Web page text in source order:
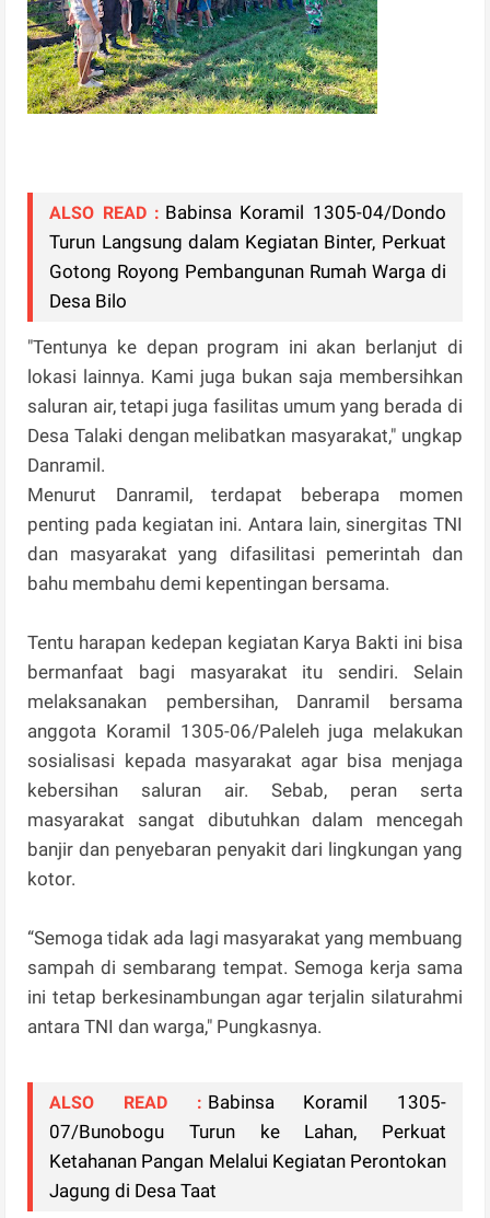
ALSO READ : Babinsa Koramil 1305-04/Dondo
Turun Langsung dalam Kegiatan Binter, Perkuat
Gotong Royong Pembangunan Rumah Warga di
Desa Bilo
"Tentunya ke depan program ini akan berlanjut di
lokasi lainnya. Kami juga bukan saja membersihkan
saluran air, tetapi juga fasilitas umum yang berada di
Desa Talaki dengan melibatkan masyarakat," ungkap
Danramil.
Menurut Danramil, terdapat beberapa momen
penting pada kegiatan ini. Antara lain, sinergitas TNI
dan masyarakat yang difasilitasi pemerintah dan
bahu membahu demi kepentingan bersama.
Tentu harapan kedepan kegiatan Karya Bakti ini bisa
bermanfaat bagi masyarakat itu sendiri. Selain
melaksanakan pembersihan, Danramil bersama
anggota Koramil 1305-06/Paleleh juga melakukan
sosialisasi kepada masyarakat agar bisa menjaga
kebersihan saluran air. Sebab, peran serta
masyarakat sangat dibutuhkan dalam mencegah
banjir dan penyebaran penyakit dari lingkungan yang
kotor.
“Semoga tidak ada lagi masyarakat yang membuang
sampah di sembarang tempat. Semoga kerja sama
ini tetap berkesinambungan agar terjalin silaturahmi
antara TNI dan warga," Pungkasnya.
ALSO READ : Babinsa Koramil 1305-
07/Bunobogu Turun ke Lahan, Perkuat
Ketahanan Pangan Melalui Kegiatan Perontokan
Jagung di Desa Taat